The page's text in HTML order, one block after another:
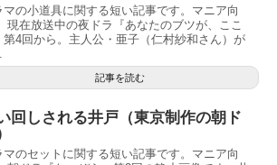
マの小道具に関する短い記事です。マニア向
現在放送中の夜ドラ『あなたのブツが、ここ
第4回から。主人公・亜子（仁村紗和さん）が
記事を読む
回しされる井戸（東京制作の朝ド
マのセットに関する短い記事です。マニア向